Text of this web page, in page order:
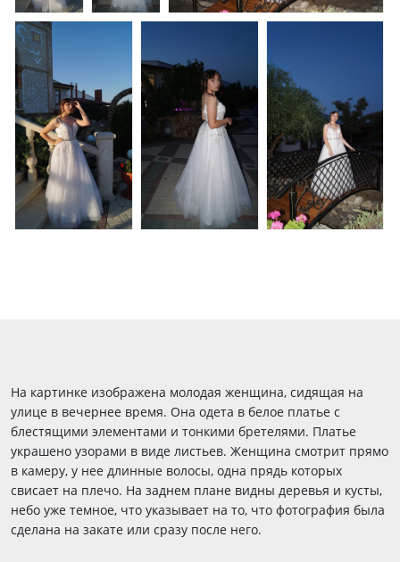
На картинке изображена молодая женщина, сидящая на
улице в вечернее время. Она одета в белое платье с
блестящими элементами и тонкими бретелями. Платье
украшено узорами в виде листьев. Женщина смотрит прямо
в камеру, у нее длинные волосы, одна прядь которых
свисает на плечо. На заднем плане видны деревья и кусты,
небо уже темное, что указывает на то, что фотография была
сделана на закате или сразу после него.